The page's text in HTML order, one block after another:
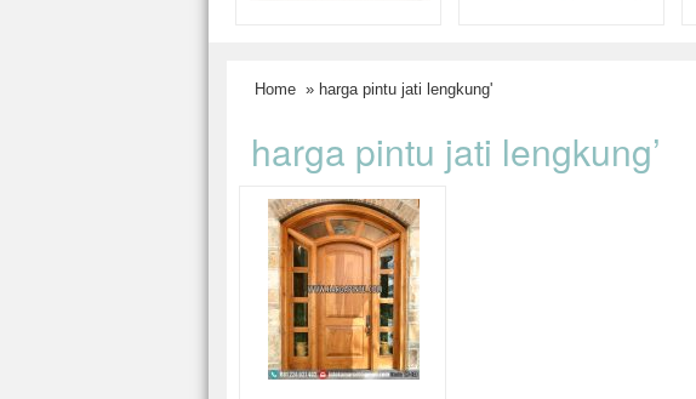
Home » harga pintu jati lengkung'
harga pintu jati lengkung’